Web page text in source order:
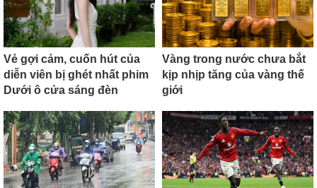
Vẻ gợi cảm, cuốn hút của
diễn viên bị ghét nhất phim
Dưới ô cửa sáng đèn
Vàng trong nước chưa bắt
kịp nhịp tăng của vàng thế
giới